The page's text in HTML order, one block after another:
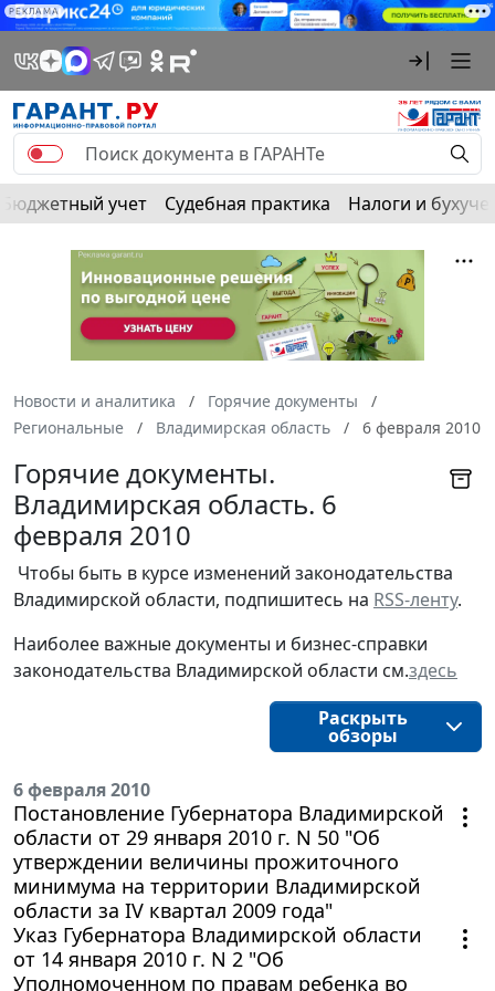
РЕКЛАМА
Бюджетный учет Судебная практика Налоги и
Новости и аналитика
Горячие документы
Региональные
Владимирская область 6 февраля 2010
Горячие документы.
Владимирская область. 6
февраля 2010
Чтобы быть в курсе изменений законодательства
Владимирской области, подпишитесь на RSS-ленту.
Наиболее важные документы и бизнес-справки
законодательства Владимирской области см.здесь
Раскрыть
обзоры
6 февраля 2010
Постановление Губернатора Владимирской
области от 29 января 2010 г. N 50 "Об
утверждении величины прожиточного
минимума на территории Владимирской
области за IV квартал 2009 года"
Указ Губернатора Владимирской области
от 14 января 2010 г. N 2 "Об
Уполномоченном по правам ребенка во